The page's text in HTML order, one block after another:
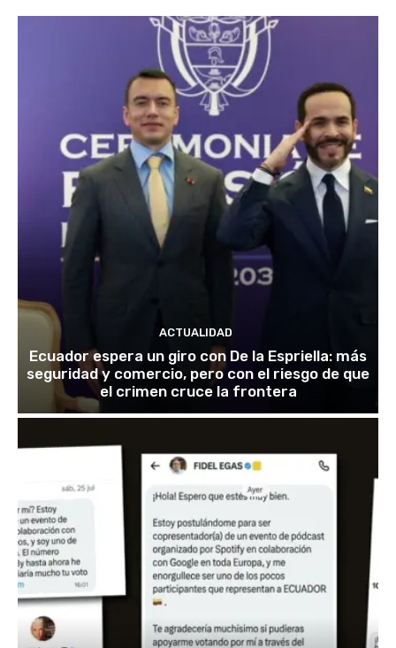
ACTUALIDAD
Ecuador espera un giro con De la Espriella: más
seguridad y comercio, pero con el riesgo de que
el crimen cruce la frontera